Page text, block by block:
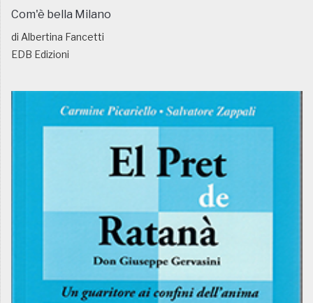
Com'è bella Milano
di Albertina Fancetti
EDB Edizioni